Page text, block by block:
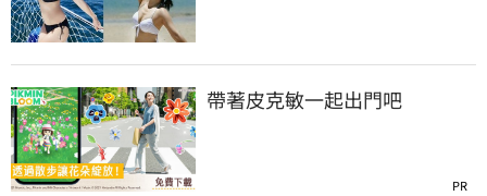
帶著皮克敏一起出門吧
PR